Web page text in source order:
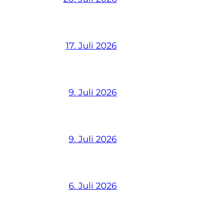
17. Juli 2026
9. Juli 2026
9. Juli 2026
6. Juli 2026